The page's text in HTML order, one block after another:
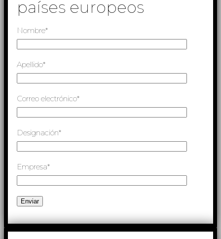
países europeos
Nombre*
Apellido*
Correo electrónico*
Designación*
Empresa*